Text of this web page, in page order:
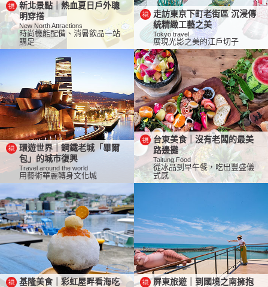
新北景點｜熱血夏日戶外聰
明穿搭
New North Attractions
時尚機能配備、消暑飲品一站
購足
走訪東京下町老街區 沉浸傳
統精緻工藝之美
Tokyo travel
展現光影之美的江戶切子
環遊世界｜鋼鐵老城「畢爾
包」的城市復興
Travel around the world
用藝術華麗轉身文化城
台東美食｜沒有老闆的最美
路邊攤
Taitung Food
從冰品到早午餐，吃出豐盛儀
式感
基隆美食｜彩虹屋畔看海吃
屏東旅遊｜到國境之南擁抱